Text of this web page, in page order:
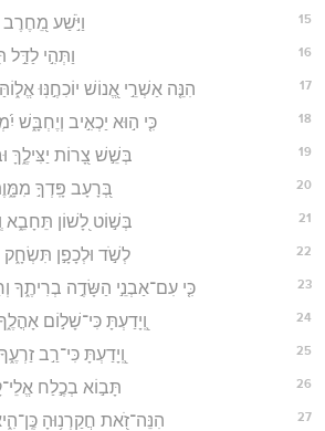
15 וַיֹּ֣שַׁע מֵ֭חֶרֶב
16 וַתְּהִ֣י לַדַּ֣ל
17 הִנֵּ֤ה אַשְׁרֵ֣י אֱ֭נוֹשׁ יוֹכִחֶ֣נּֽוּ
18 כִּ֤י ה֣וּא יַכְאִ֣יב וְיֶחְבָּ֑שׁ
19 בְּשֵׁ֣שׁ צָ֭רוֹת יַצִּילֶ֑ךָּ
20 בְּ֭רָעָב פָּֽדְךָ֣
21 בְּשׁ֣וֹט לָ֭שׁוֹן תֵּחָבֵ֑א
22 לְשֹׁ֣ד וּלְכָפָ֣ן תִּשְׂחָ֑ק
23 כִּ֤י עִם־אַבְנֵ֣י הַשָּׂדֶ֣ה בְרִיתֶ֑ךָ
24 וְֽ֭יָדַעְתָּ כִּי־שָׁל֣וֹם
25 וְֽ֭יָדַעְתָּ כִּי־רַ֣ב
26 תָּב֣וֹא בְכֶ֣לַח
27 הִנֵּה־זֹ֭את חֲקַרְנ֥וּהָ